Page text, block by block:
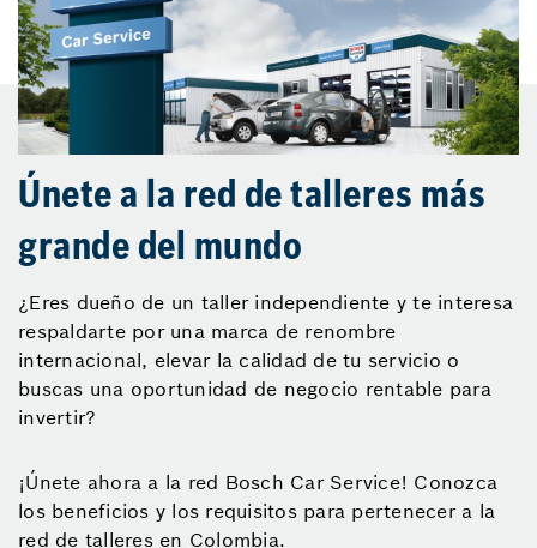
Únete a la red de talleres más
grande del mundo
¿Eres dueño de un taller independiente y te interesa
respaldarte por una marca de renombre
internacional, elevar la calidad de tu servicio o
buscas una oportunidad de negocio rentable para
invertir?
¡Únete ahora a la red Bosch Car Service! Conozca
los beneficios y los requisitos para pertenecer a la
red de talleres en Colombia.